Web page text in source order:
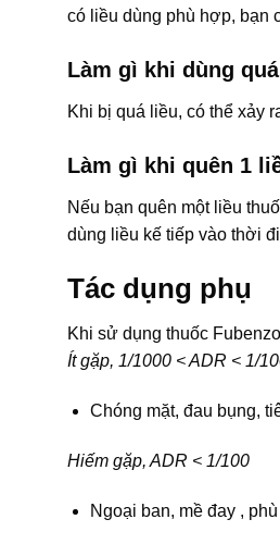
có liều dùng phù hợp, bạn
Làm gì khi dùng
Khi bị quá liều, có thể xảy
Làm gì khi quên 1
Nếu bạn quên một liều
dùng liều kế tiếp vào thời
Tác dụng phụ
Khi sử dụng thuốc
Ít gặp, 1/1000 < ADR < 1/
Chóng mặt, đau bụng,
Hiếm gặp, ADR < 1/100
Ngoại ban, mề đay ,